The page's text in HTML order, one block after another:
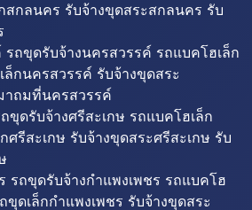
สกลนคร รับจ้างขุดสระสกลนคร รับ
ถขุดรับจ้างนครสวรรค์ รถแบคโฮเล็ก
กนครสวรรค์ รับจ้างขุดสระ
าถมที่นครสวรรค์
ขุดรับจ้างศรีสะเกษ รถแบคโฮเล็ก
ศรีสะเกษ รับจ้างขุดสระศรีสะเกษ รับ
รถขุดรับจ้างกำแพงเพชร รถแบคโฮ
ขุดเล็กกำแพงเพชร รับจ้างขุดสระ